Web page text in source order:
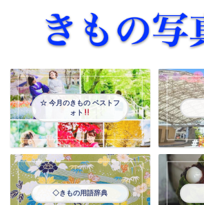
☆ 今月のきもの ベストフ
ォト
◇きもの用語辞典